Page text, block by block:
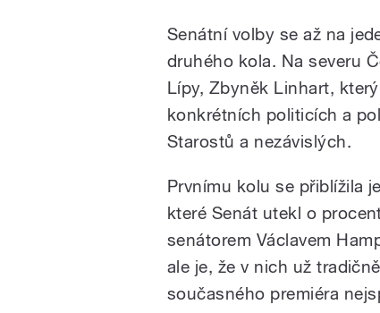
Senátní volby se až na
druhého kola. Na severu
Lípy, Zbyněk Linhart,
konkrétních politicích a
Starostů a nezávislých.
Prvnímu kolu se přiblížila
které Senát utekl o
senátorem Václavem
ale je, že v nich už
současného premiéra